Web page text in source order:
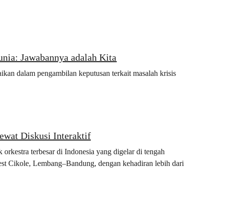
Jawabannya adalah Kita
dalam pengambilan keputusan terkait masalah krisis
Diskusi Interaktif
terbesar di Indonesia yang digelar di tengah
Cikole, Lembang–Bandung, dengan kehadiran lebih dari